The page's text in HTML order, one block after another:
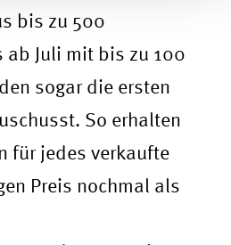
bis zu 500
ab Juli mit bis zu 100
sogar die ersten
So erhalten
für jedes verkaufte
Preis nochmal als